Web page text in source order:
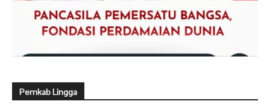
Pemkab Lingga